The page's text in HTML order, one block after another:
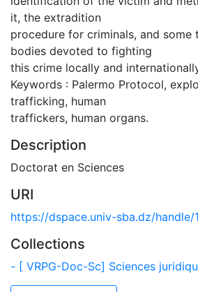
it, the extradition
procedure for criminals, and
bodies devoted to fighting
this crime locally and
Keywords : Palermo Protocol,
trafficking, human
traffickers, human organs.
Description
Doctorat en Sciences
URI
https://dspace.univ-sba.dz/
Collections